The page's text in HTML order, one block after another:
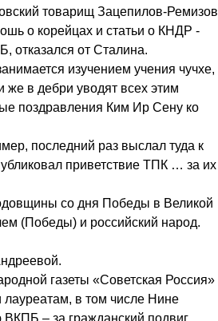
товарищ Зацепилов-Ремизов
о корейцах и статьи о КНДР -
отказался от Сталина.
изучением учения чучхе,
же в дебри уводят всех этим
поздравления Ким Ир Сену ко
последний раз выслал туда к
приветствие ТПК … за их
со дня Победы в Великой
(Победы) и российский народ.
газеты «Советская Россия»
лауреатам, в том числе Нине
– за гражданский подвиг,